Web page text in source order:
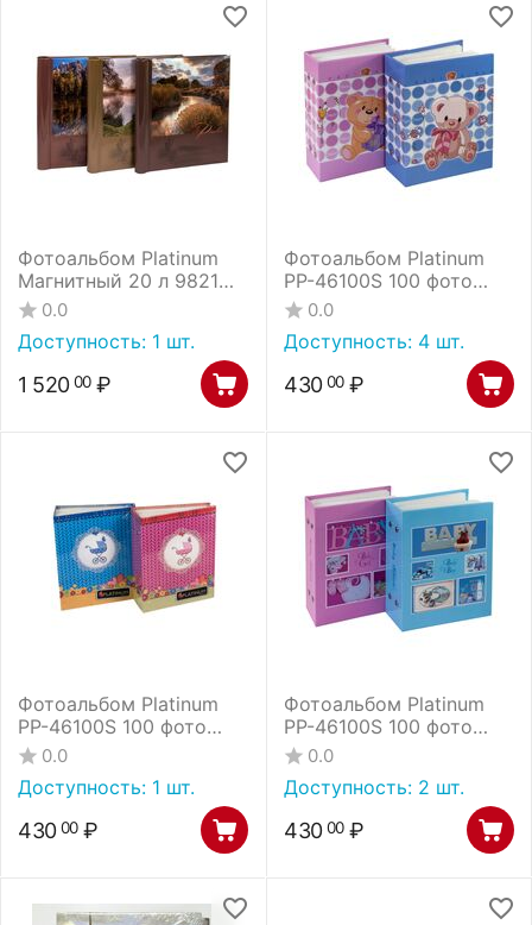
Фотоальбом Platinum
Магнитный 20 л 9821
ландшафт - 5 (2М3226)
(23х28 см) /12
0.0
Доступность: 1 шт.
1 520 00 ₽
Фотоальбом Platinum
РР-46100S 100 фото
детский альбом - 11
(11515) /24
0.0
Доступность: 4 шт.
430 00 ₽
Фотоальбом Platinum
РР-46100S 100 фото
детский альбом - 5
(12513) /24
0.0
Доступность: 1 шт.
430 00 ₽
Фотоальбом Platinum
РР-46100S 100 фото
детский альбом - 9
(12905) /24
0.0
Доступность: 2 шт.
430 00 ₽